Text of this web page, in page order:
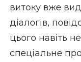
витоку вже
діалогів,
цього навіть
спеціальне